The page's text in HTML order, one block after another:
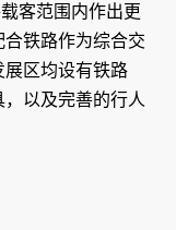
客范围内作出更
铁路作为综合交
区均设有铁路
以及完善的行人